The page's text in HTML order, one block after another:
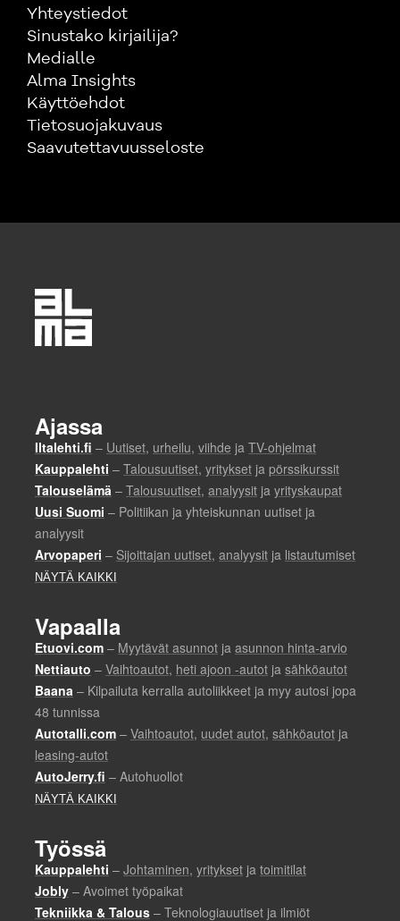
Yhteystiedot
Sinustako kirjailija?
Medialle
Alma Insights
Käyttöehdot
Tietosuojakuvaus
Saavutettavuusseloste